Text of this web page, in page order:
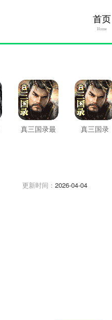
首页
Home
真三国录最
真三国录
更新时间： 2026-04-04